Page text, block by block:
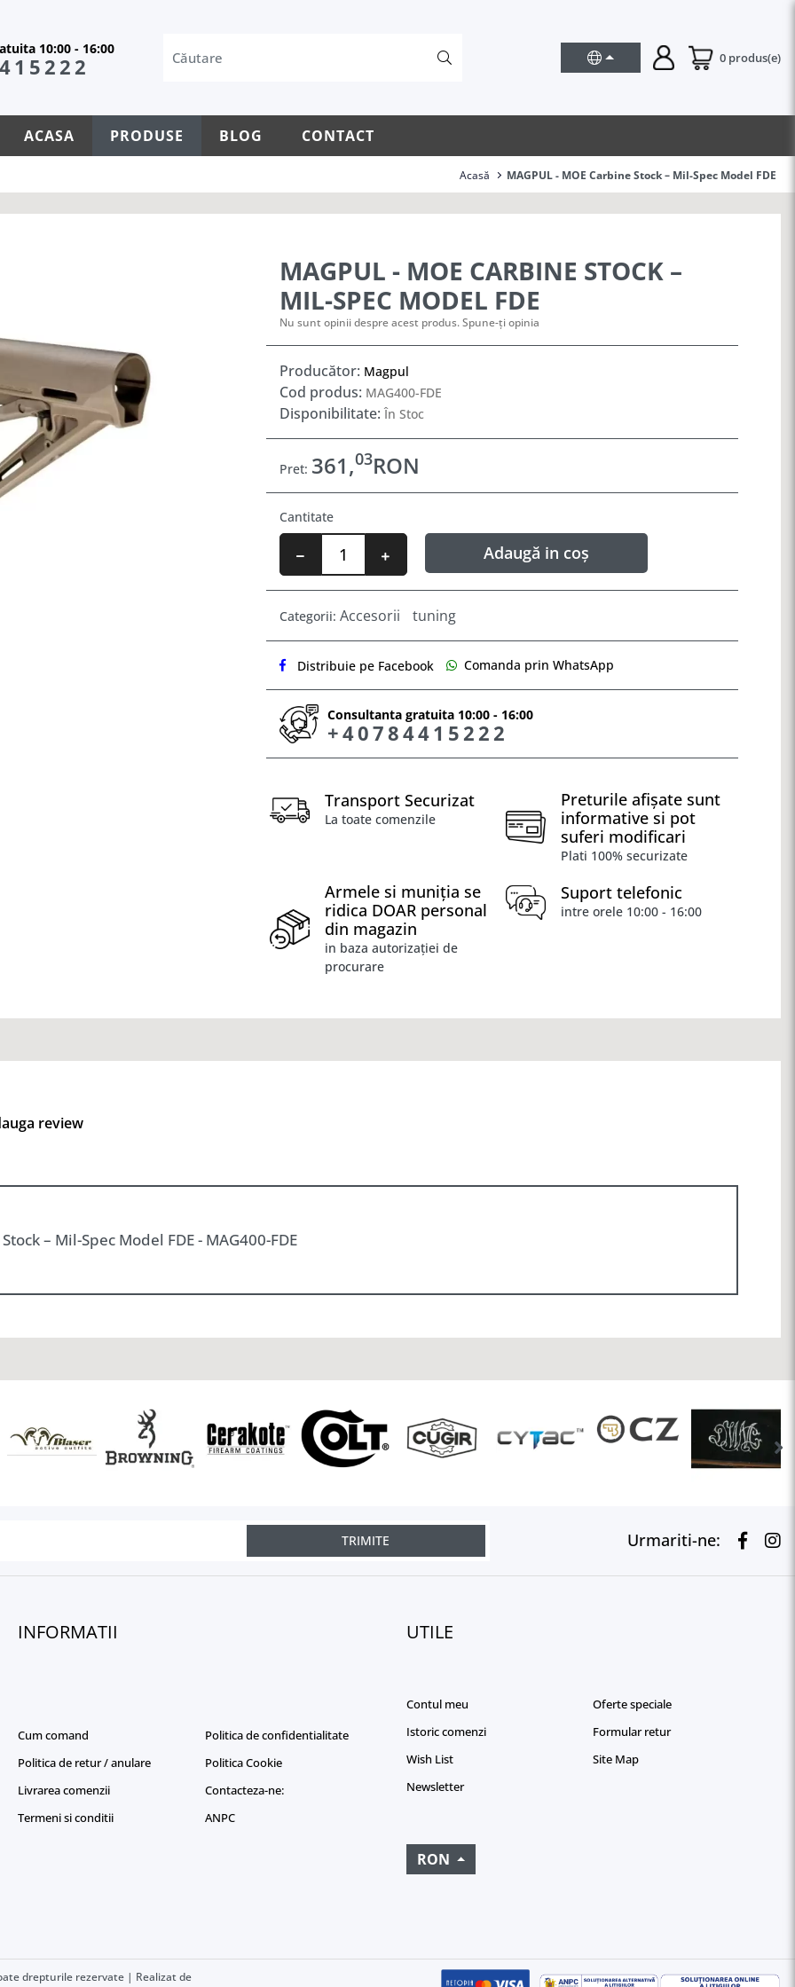
10:00 - 16:00
0 produs(e)
ACASA PRODUSE BLOG CONTACT
Acasă MAGPUL - MOE Carbine Stock – Mil-Spec Model FDE
MAGPUL - MOE CARBINE STOCK –
MIL-SPEC MODEL FDE
Nu sunt opinii despre acest produs. Spune-ți opinia
Producător: Magpul
Cod produs: MAG400-FDE
Disponibilitate: În Stoc
Pret: 361,03RON
Cantitate
Adaugă in coș
Categorii: Accesorii tuning
Distribuie pe Facebook Comanda prin WhatsApp
Consultanta gratuita 10:00 - 16:00
+40784415222
Transport Securizat
La toate comenzile
Preturile afișate sunt
informative si pot
suferi modificari
Plati 100% securizate
Armele si muniția se
ridica DOAR personal
din magazin
in baza autorizației de
procurare
Suport telefonic
intre orele 10:00 - 16:00
review
– Mil-Spec Model FDE - MAG400-FDE
TRIMITE Urmariti-ne:
INFORMATII
Cum comand
Politica de retur / anulare
Livrarea comenzii
Termeni si conditii
Politica de confidentialitate
Politica Cookie
Contacteza-ne:
ANPC
UTILE
Contul meu
Istoric comenzi
Wish List
Newsletter
Oferte speciale
Formular retur
Site Map
RON
drepturile rezervate | Realizat de